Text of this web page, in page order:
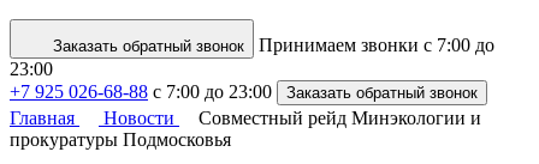
Заказать обратный звонок
Принимаем звонки с 7:00 до
23:00
+7 925 026-68-88 с 7:00 до 23:00 Заказать обратный звонок
Главная Новости
Совместный рейд Минэкологии и
прокуратуры Подмосковья